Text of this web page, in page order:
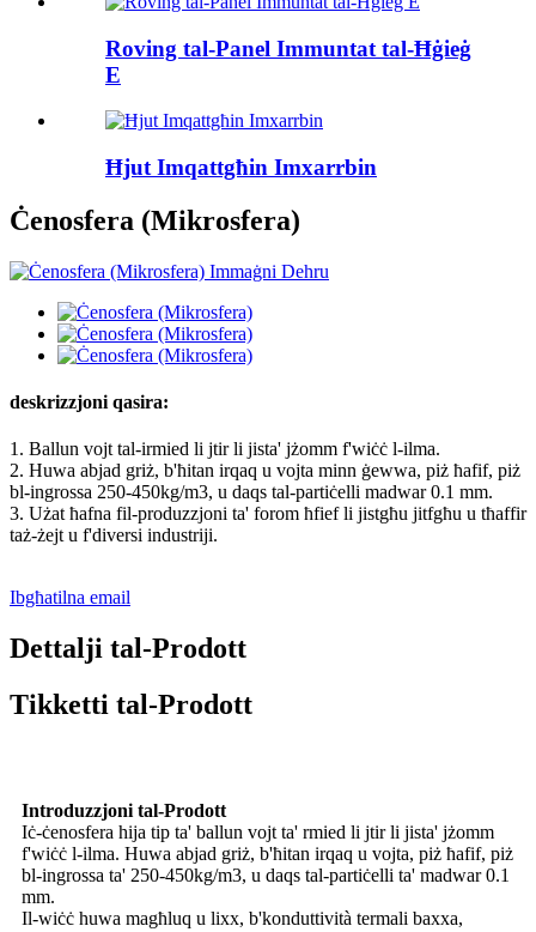
Roving tal-Panel Immuntat tal-Ħġieġ
E
Ħjut Imqattgħin Imxarrbin
Ċenosfera (Mikrosfera)
deskrizzjoni qasira:
1. Ballun vojt tal-irmied li jtir li jista' jżomm f'wiċċ l-ilma.
2. Huwa abjad griż, b'ħitan irqaq u vojta minn ġewwa, piż ħafif, piż
bl-ingrossa 250-450kg/m3, u daqs tal-partiċelli madwar 0.1 mm.
3. Użat ħafna fil-produzzjoni ta' forom ħfief li jistgħu jitfgħu u tħaffir
taż-żejt u f'diversi industriji.
Ibgħatilna email
Dettalji tal-Prodott
Tikketti tal-Prodott
Introduzzjoni tal-Prodott
Iċ-ċenosfera hija tip ta' ballun vojt ta' rmied li jtir li jista' jżomm
f'wiċċ l-ilma. Huwa abjad griż, b'ħitan irqaq u vojta, piż ħafif, piż
bl-ingrossa ta' 250-450kg/m3, u daqs tal-partiċelli ta' madwar 0.1
mm.
Il-wiċċ huwa magħluq u lixx, b'konduttività termali baxxa,